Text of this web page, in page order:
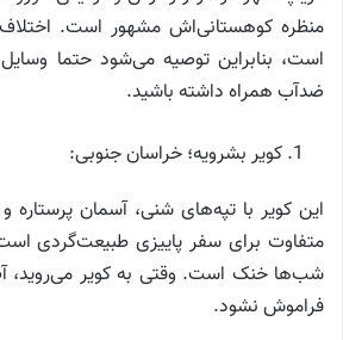
منظره کوهستانی‌اش مشهور است.
است، بنابراین توصیه می‌شود حتما
ضد‌آب همراه داشته باشید.
کویر بشرویه؛ خراسان جنوبی:
این کویر با تپه‌های شنی، آسمان
شب‌ها خنک است. وقتی به کویر می‌روید،
فراموش نشود.